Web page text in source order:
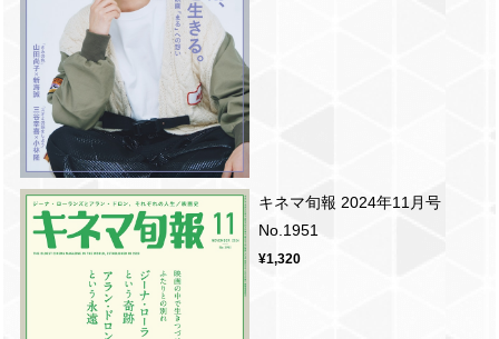
キネマ旬報 2024年11月号
No.1951
¥1,320